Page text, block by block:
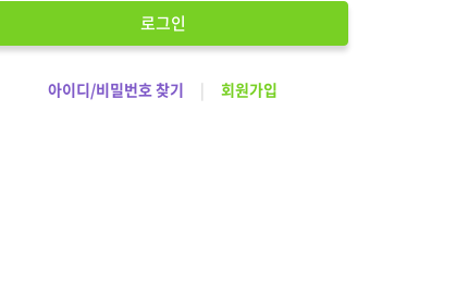
로그인
아이디/비밀번호 찾기 | 회원가입